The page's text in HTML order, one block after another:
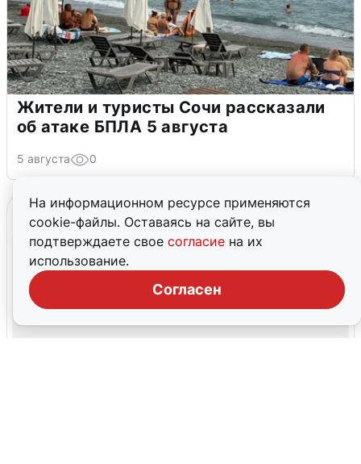
На информационном ресурсе применяются
cookie-файлы. Оставаясь на сайте, вы
подтверждаете свое согласие на их
использование.
Согласен
Жители и туристы Сочи рассказали
об атаке БПЛА 5 августа
5 августа 0